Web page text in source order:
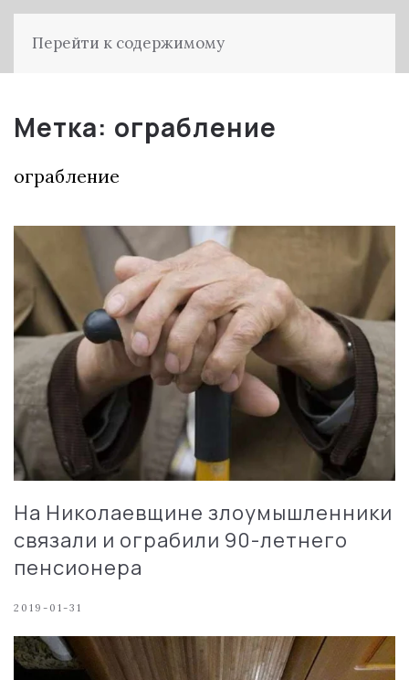
Перейти к содержимому
Метка: ограбление
ограбление
На Николаевщине злоумышленники
связали и ограбили 90-летнего
пенсионера
2019-01-31